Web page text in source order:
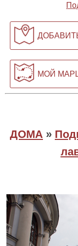
МОЙ
ДОМА »